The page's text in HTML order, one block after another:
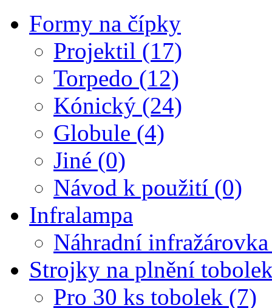
Formy na čípky
Projektil (17)
Torpedo (12)
Kónický (24)
Globule (4)
Jiné (0)
Návod k použití (0)
Infralampa
Náhradní
Strojky na plnění
Pro 30 ks tobolek (7)